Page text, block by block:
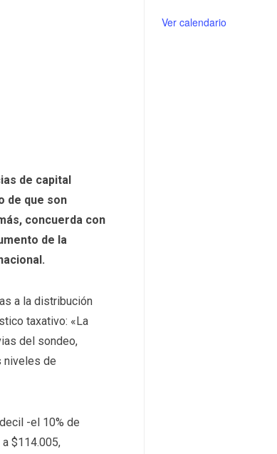
de capital
de que son
concuerda con
de la
a la distribución
taxativo: «La
del sondeo,
niveles de
-el 10% de
$114.005,
Ver calendario